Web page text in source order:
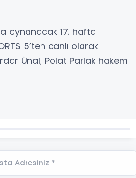
oynanacak 17. hafta
5’ten canlı olarak
Ünal, Polat Parlak hakem
Adresiniz *